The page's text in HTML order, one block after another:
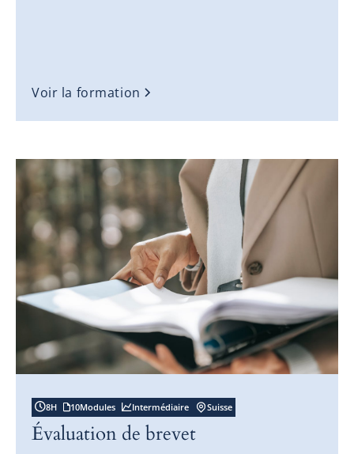
Voir la formation
8H 10Modules Intermédiaire Suisse
Évaluation de brevet